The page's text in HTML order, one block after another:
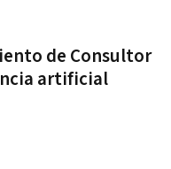
de Consultor
artificial